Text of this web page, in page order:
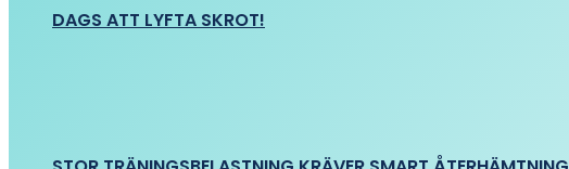
DAGS ATT LYFTA SKROT!